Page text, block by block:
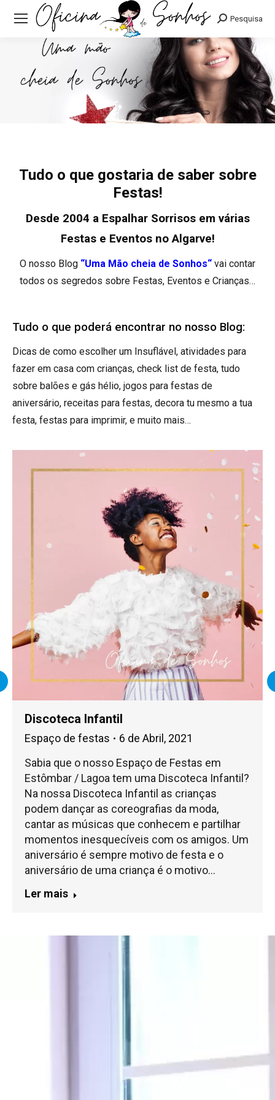
Pesquisa:
Pesquisa
Tudo o que gostaria de saber sobre
Festas!
Desde 2004 a Espalhar Sorrisos em várias
Festas e Eventos no Algarve!
O nosso Blog “Uma Mão cheia de Sonhos“ vai contar
todos os segredos sobre Festas, Eventos e Crianças…
Tudo o que poderá encontrar no nosso Blog:
Dicas de como escolher um Insuflável, atividades para
fazer em casa com crianças, check list de festa, tudo
sobre balões e gás hélio, jogos para festas de
aniversário, receitas para festas, decora tu mesmo a tua
festa, festas para imprimir, e muito mais…
Discoteca Infantil
Espaço de festas
6 de Abril, 2021
Sabia que o nosso Espaço de Festas em
Estômbar / Lagoa tem uma Discoteca Infantil?
Na nossa Discoteca Infantil as crianças
podem dançar as coreografias da moda,
cantar as músicas que conhecem e partilhar
momentos inesquecíveis com os amigos. Um
aniversário é sempre motivo de festa e o
aniversário de uma criança é o motivo…
Ler mais